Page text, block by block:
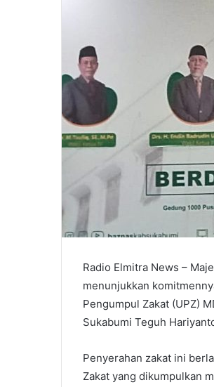
Radio Elmitra News –
menunjukkan
Pengumpul Zakat (UPZ)
Sukabumi Teguh
Penyerahan zakat ini
Zakat yang dikumpulkan